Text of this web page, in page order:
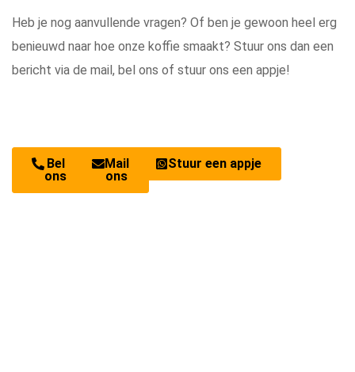
Heb je nog aanvullende vragen? Of ben je gewoon heel erg
benieuwd naar hoe onze koffie smaakt? Stuur ons dan een
bericht via de mail, bel ons of stuur ons een appje!
Bel
ons
Mail
ons
Stuur een appje